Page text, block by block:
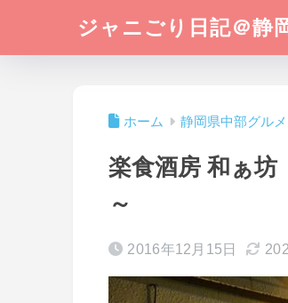
ジャニごり日記＠静
ホーム 静岡県中部グルメ
楽食酒房 和ぁ
～
2016年12月15日